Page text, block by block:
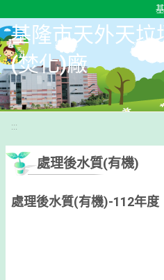
基隆市天外天垃
(焚化)廠
:::
處理後水質(有機)
處理後水質(有機)-112年度